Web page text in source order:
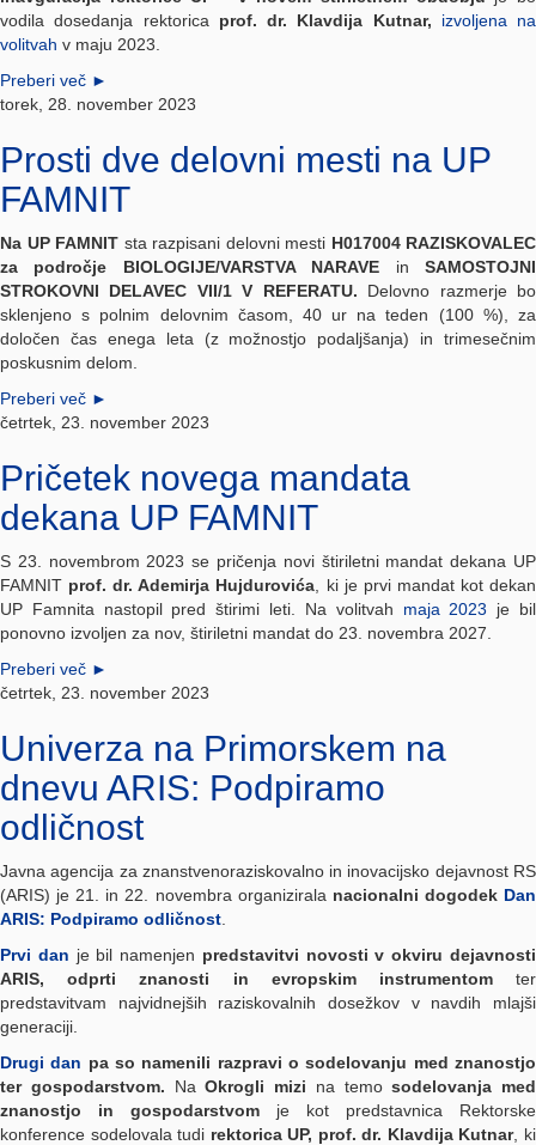
vodila dosedanja rektorica
prof. dr. Klavdija Kutnar,
izvoljena na
volitvah v maju 2023.
Preberi več ►
torek, 28. november 2023
Prosti dve delovni mesti na UP
FAMNIT
Na UP FAMNIT sta razpisani delovni mesti H017004 RAZISKOVALEC
za področje BIOLOGIJE/VARSTVA NARAVE in SAMOSTOJNI
STROKOVNI DELAVEC VII/1 V REFERATU. Delovno razmerje bo
sklenjeno s polnim delovnim časom, 40 ur na teden (100 %), za
določen čas enega leta (z možnostjo podaljšanja) in trimesečnim
poskusnim delom.
Preberi več ►
četrtek, 23. november 2023
Pričetek novega mandata
dekana UP FAMNIT
S 23. novembrom 2023 se pričenja novi štiriletni mandat dekana UP
FAMNIT prof. dr. Ademirja Hujdurovića , ki je prvi mandat kot dekan
UP Famnita nastopil pred štirimi leti. Na volitvah maja 2023 je bil
ponovno izvoljen za nov, štiriletni mandat do 23. novembra 2027.
Preberi več ►
četrtek, 23. november 2023
Univerza na Primorskem na
dnevu ARIS: Podpiramo
odličnost
Javna agencija za znanstvenoraziskovalno in inovacijsko dejavnost RS
(ARIS) je 21. in 22. novembra organizirala nacionalni dogodek Dan
ARIS: Podpiramo odličnost
Prvi dan je bil namenjen predstavitvi novosti v okviru dejavnosti
ARIS, odprti znanosti in evropskim instrumentomter
predstavitvam najvidnejših raziskovalnih dosežkov v navdih mlajši
generaciji.
Drugi dan pa so namenili razpravi o sodelovanju med znanostjo
ter gospodarstvom. NaOkrogli mizi na temosodelovanja med
znanostjo in gospodarstvom je kot predstavnica Rektorske
konference sodelovala tudi rektorica UP, prof. dr. Klavdija Kutnar, ki